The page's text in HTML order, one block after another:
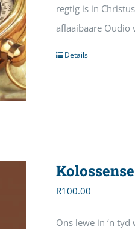
regtig is in
aflaaibaare Oudio
Details
R100.00
Ons lewe in ‘n